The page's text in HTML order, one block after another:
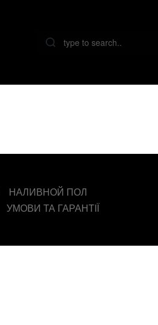
НАЛИВНОЙ ПОЛ
УМОВИ ТА ГАРАНТІЇ